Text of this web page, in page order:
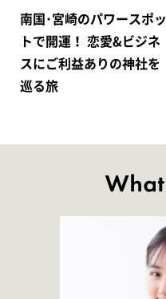
南国･宮崎のパワースポッ
トで開運！ 恋愛&ビジネ
スにご利益ありの神社を
巡る旅